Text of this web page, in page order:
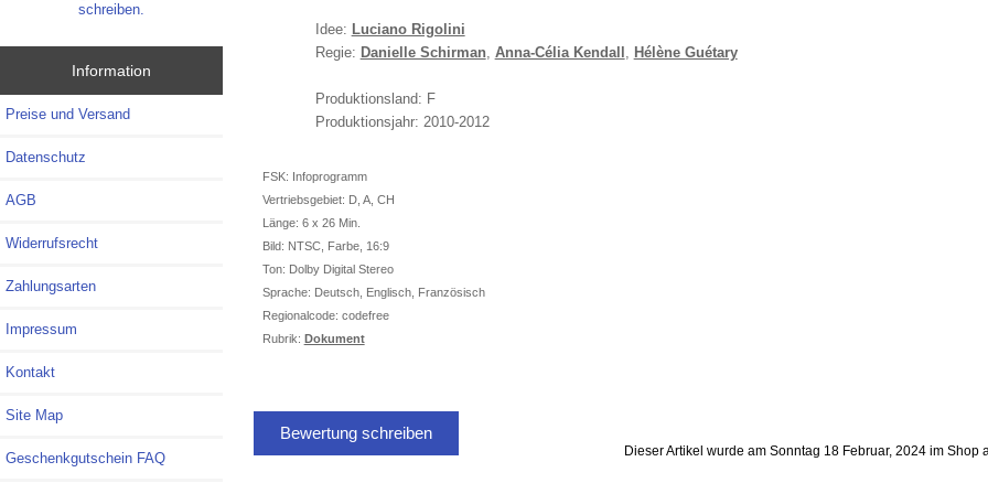
schreiben.
Information
Preise und Versand
Datenschutz
AGB
Widerrufsrecht
Zahlungsarten
Impressum
Kontakt
Site Map
Geschenkgutschein FAQ
Idee: Luciano Rigolini
Regie: Danielle Schirman, Anna-Célia Kendall , Hélène Guétary
Produktionsland: F
Produktionsjahr: 2010-2012
FSK: Infoprogramm
Vertriebsgebiet: D, A, CH
Länge: 6 x 26 Min.
Bild: NTSC, Farbe, 16:9
Ton: Dolby Digital Stereo
Sprache: Deutsch, Englisch, Französisch
Regionalcode: codefree
Rubrik: Dokument
Bewertung schreiben
Dieser Artikel wurde am Sonntag 18 Februar, 2024 im Shop